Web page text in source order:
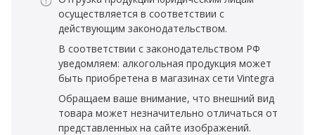
осуществляется в соответствии с
действующим законодательством.
В соответствии с законодательством РФ
уведомляем: алкогольная продукция может
быть приобретена в магазинах сети Vintegra
Обращаем ваше внимание, что внешний вид
товара может незначительно отличаться от
представленных на сайте изображений.